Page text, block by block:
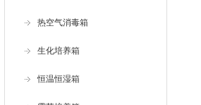
热空气消毒箱
生化培养箱
恒温恒湿箱